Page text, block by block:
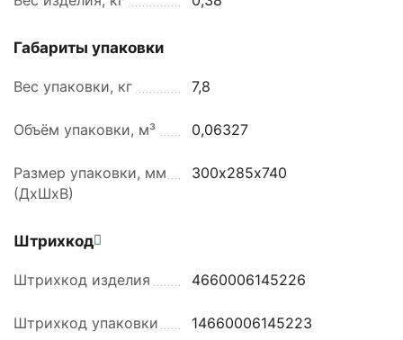
Габариты упаковки
Вес упаковки, кг 7,8
Объём упаковки, м³ 0,06327
Размер упаковки, мм
(ДхШхВ)
300х285х740
Штрихкод
Штрихкод изделия 4660006145226
Штрихкод упаковки 14660006145223